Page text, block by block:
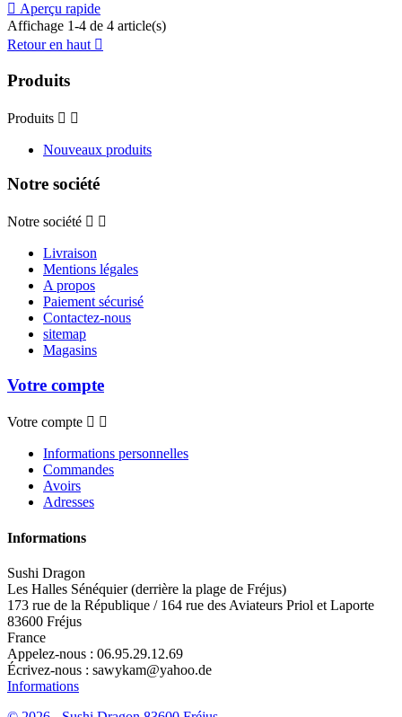
 Aperçu rapide
Affichage 1-4 de 4 article(s)
Retour en haut 
Produits
Produits  
Nouveaux produits
Notre société
Notre société  
Livraison
Mentions légales
A propos
Paiement sécurisé
Contactez-nous
sitemap
Magasins
Votre compte
Votre compte  
Informations personnelles
Commandes
Avoirs
Adresses
Informations
Sushi Dragon
Les Halles Sénéquier (derrière la plage de Fréjus)
173 rue de la République / 164 rue des Aviateurs Priol et Laporte
83600 Fréjus
France
Appelez-nous : 06.95.29.12.69
Écrivez-nous : sawykam@yahoo.de
Informations